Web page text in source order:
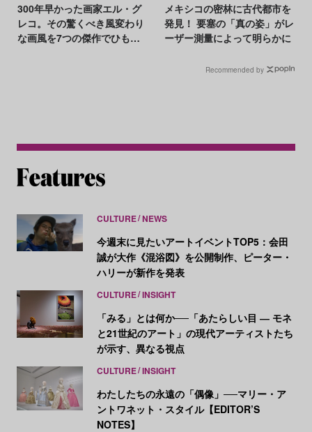
300年早かった画家エル・グ
レコ。その驚くべき風変わり
な画風を7つの傑作でひも解
メキシコの密林に古代都市を
発見！ 要塞の「真の姿」がレ
ーザー測量によって明らかに
Recommended by
CULTURE NEWS
今週末に見たいアートイベントTOP5：会田
誠が大作《混浴図》を公開制作、ピーター・
ハリーが新作を発表
CULTURE INSIGHT
「みる」とは何か──「あたらしい目 ― モネ
と21世紀のアート」の現代アーティストたち
が示す、異なる視点
CULTURE INSIGHT
わたしたちの永遠の「偶像」──マリー・ア
ントワネット・スタイル【EDITOR’S
NOTES】